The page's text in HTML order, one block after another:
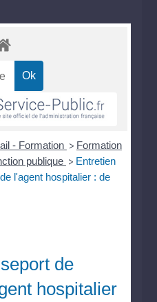
- Formation > Formation
publique > Entretien
l'agent hospitalier : de
de
hospitalier